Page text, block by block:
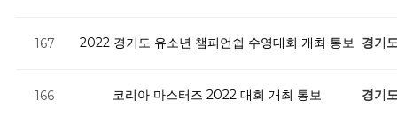
167 2022 경기도 유소년 챔피언쉽 수영대회 개최 통보 경기
166 코리아 마스터즈 2022 대회 개최 통보 경기